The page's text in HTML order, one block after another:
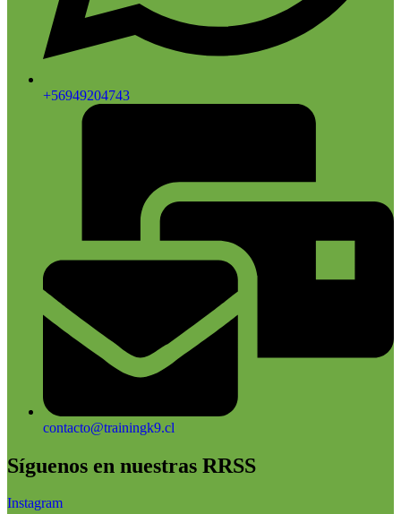
+56949204743
contacto@trainingk9.cl
Síguenos en nuestras RRSS
Instagram